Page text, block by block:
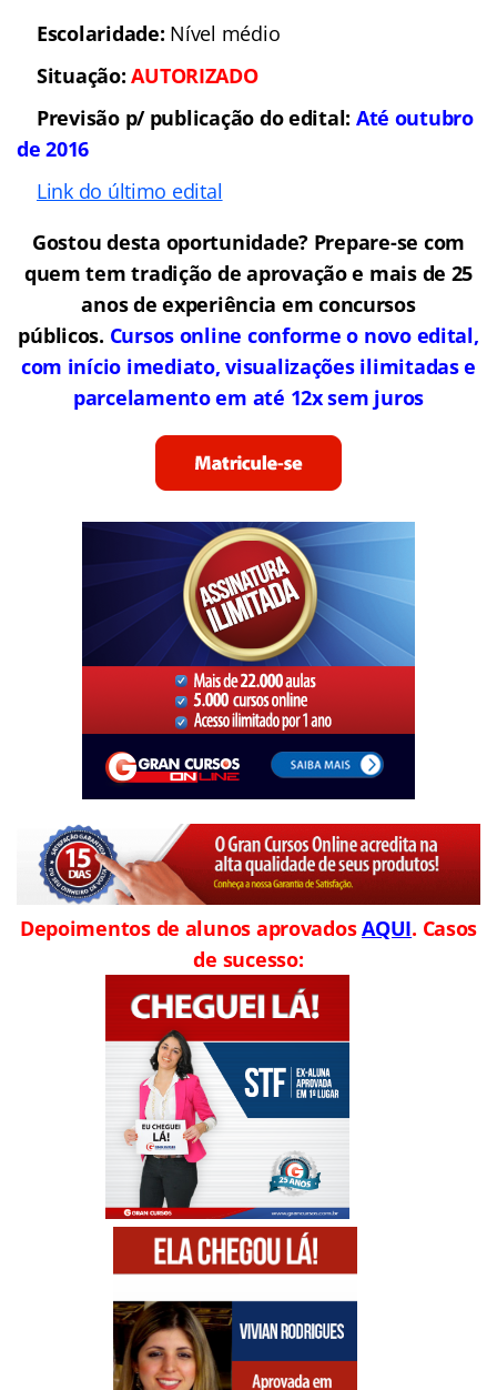
mil no topo da carreira
Escolaridade:Nível
médio
Previsão p/ publicação
do edital:Até outubro de 2016
Link do último edital
Gostou desta oportunidade? Prepare-se com
quem tem tradição de aprovação e mais de 25
anos de experiência em concursos
Cursos online conforme o novo edital,
com início imediato, visualizações ilimitadas e
parcelamento em até 12x sem juros
Depoimentos de alunos aprovados
de sucesso: